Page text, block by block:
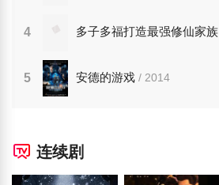
4 多子多福打造最强修仙家族
5 安德的游戏 / 2014
连续剧